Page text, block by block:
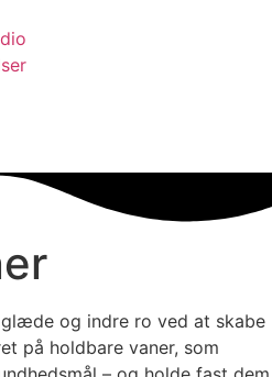
og indre ro ved at skabe
på holdbare vaner, som